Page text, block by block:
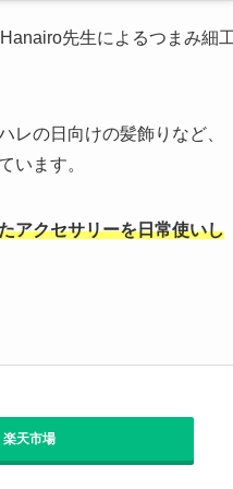
先生によるつまみ細
レの日向けの髪飾りなど、
います。
アクセサリーを日常使いし
楽天市場